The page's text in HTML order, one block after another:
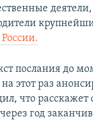
послания до
этот раз
что
год